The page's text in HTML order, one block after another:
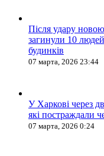
Після удару
загинули 10
будинків
07 марта, 2026 23:44
У Харкові через
які постраждали
07 марта, 2026 0:24